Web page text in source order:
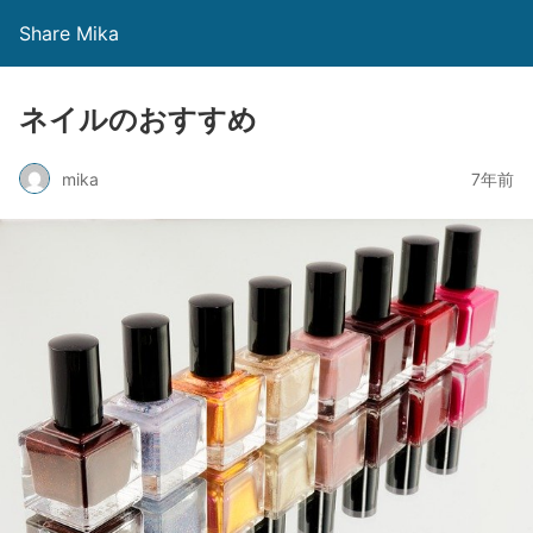
Share Mika
ネイルのおすすめ
mika 7年前